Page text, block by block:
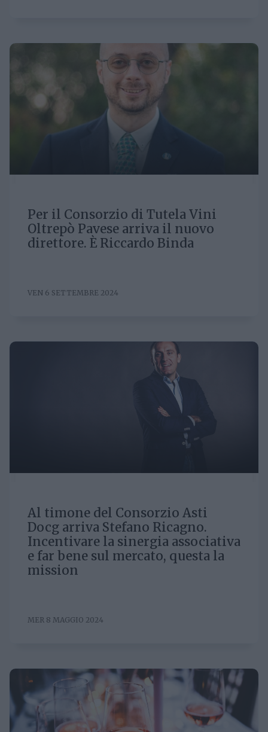
Per il Consorzio di Tutela Vini
Oltrepò Pavese arriva il nuovo
direttore. È Riccardo Binda
VEN 6 SETTEMBRE 2024
Al timone del Consorzio Asti
Docg arriva Stefano Ricagno.
Incentivare la sinergia associativa
e far bene sul mercato, questa la
mission
MER 8 MAGGIO 2024